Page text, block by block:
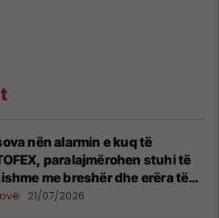
nën alarmin e kuq të
paralajmërohen stuhi të
me breshër dhe erëra të
21/07/2026